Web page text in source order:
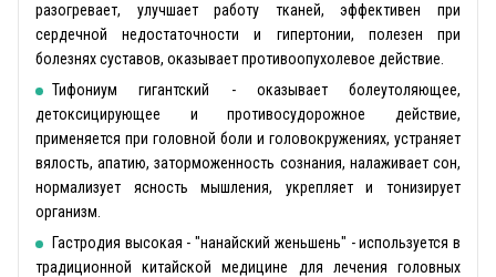
разогревает, улучшает работу тканей, эффективен при
сердечной недостаточности и гипертонии, полезен при
болезнях суставов, оказывает противоопухолевое действие.
Тифониум гигантский - оказывает болеутоляющее,
детоксицирующее и противосудорожное действие,
применяется при головной боли и головокружениях, устраняет
вялость, апатию, заторможенность сознания, налаживает сон,
нормализует ясность мышления, укрепляет и тонизирует
организм.
Гастродия высокая - "нанайский женьшень" - используется в
традиционной китайской медицине для лечения головных